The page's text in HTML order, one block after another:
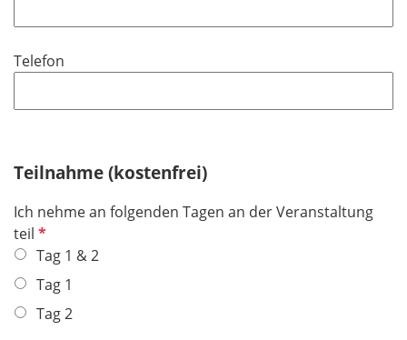
d t
e
d
l
c
t
l
Telefon
Teilnahme (kostenfrei)
Ich nehme an folgenden Tagen an der Veranstaltung
teil P
f
l
c
Tag 1 & 2
Tag 1
Tag 2